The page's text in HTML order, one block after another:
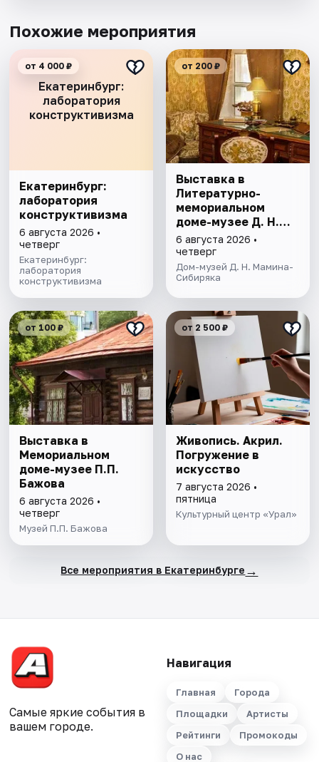
Похожие мероприятия
Екатеринбург:
лаборатория
конструктивизма
от 4 000 ₽
Екатеринбург:
лаборатория
конструктивизма
6 августа 2026 •
четверг
Екатеринбург:
лаборатория
конструктивизма
от 200 ₽
Выставка в
Литературно-
мемориальном
доме-музее Д. Н.
Мамина- Сибиряка
6 августа 2026 •
четверг
Дом-музей Д. Н. Мамина-
Сибиряка
от 100 ₽
Выставка в
Мемориальном
доме-музее П.П.
Бажова
6 августа 2026 •
четверг
Музей П.П. Бажова
от 2 500 ₽
Живопись. Акрил.
Погружение в
искусство
7 августа 2026 •
пятница
Культурный центр «Урал»
Все мероприятия в Екатеринбурге →
Самые яркие события в
вашем городе.
Навигация
Главная
Города
Площадки
Артисты
Рейтинги
Промокоды
О нас